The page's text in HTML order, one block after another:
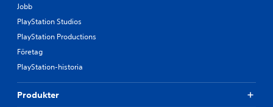
Jobb
PlayStation Studios
PlayStation Productions
Företag
PlayStation-historia
Produkter